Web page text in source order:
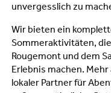
unvergesslich zu
Wir bieten ein
Sommeraktivitäten,
Rougemont und dem
Erlebnis machen.
lokaler Partner für